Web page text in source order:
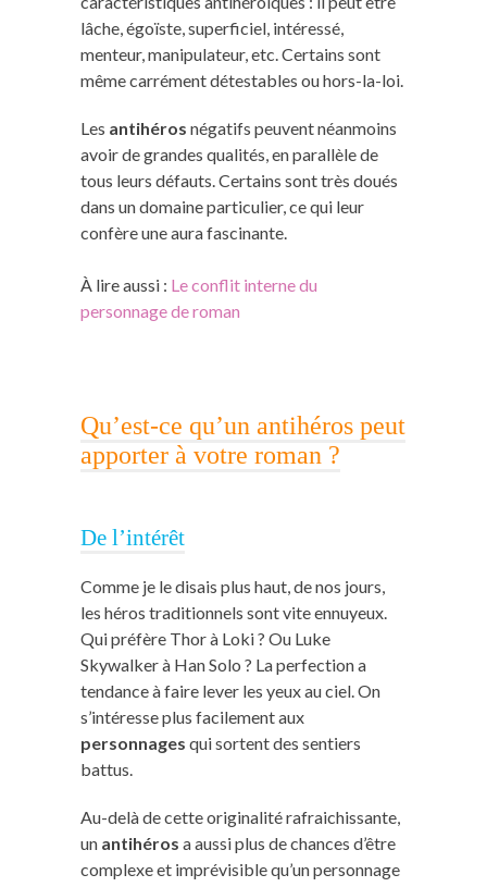
lâche, égoïste, superficiel, intéressé,
menteur, manipulateur, etc. Certains sont
même carrément détestables ou hors-la-loi.
Les antihéros négatifs peuvent néanmoins
avoir de grandes qualités, en parallèle de
tous leurs défauts. Certains sont très doués
dans un domaine particulier, ce qui leur
confère une aura fascinante.
À lire aussi : Le conflit interne du
personnage de roman
Qu’est-ce qu’un antihéros peut
apporter à votre roman ?
De l’intérêt
Comme je le disais plus haut, de nos jours,
les héros traditionnels sont vite ennuyeux.
Qui préfère Thor à Loki ? Ou Luke
Skywalker à Han Solo ? La perfection a
tendance à faire lever les yeux au ciel. On
s’intéresse plus facilement aux
personnages qui sortent des sentiers
battus.
Au-delà de cette originalité rafraichissante,
un antihéros a aussi plus de chances d’être
complexe et imprévisible qu’un personnage